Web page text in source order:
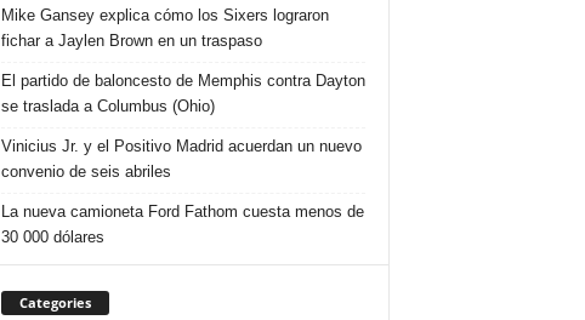
Mike Gansey explica cómo los Sixers lograron
fichar a Jaylen Brown en un traspaso
El partido de baloncesto de Memphis contra Dayton
se traslada a Columbus (Ohio)
Vinicius Jr. y el Positivo Madrid acuerdan un nuevo
convenio de seis abriles
La nueva camioneta Ford Fathom cuesta menos de
30 000 dólares
Categories